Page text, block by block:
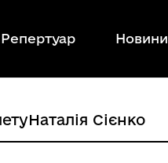
Репертуар Новини
Наталія Сієнко